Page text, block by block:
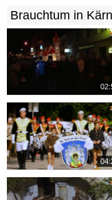
Brauchtum in